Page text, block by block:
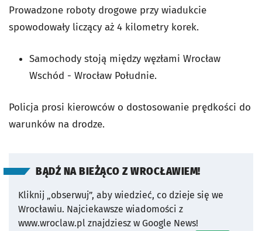
Prowadzone roboty drogowe przy wiadukcie
spowodowały liczący aż 4 kilometry korek.
Samochody stoją między węzłami Wrocław
Wschód - Wrocław Południe.
Policja prosi kierowców o dostosowanie prędkości do
warunków na drodze.
BĄDŹ NA BIEŻĄCO Z WROCŁAWIEM!
Kliknij „obserwuj”, aby wiedzieć, co dzieje się we
Wrocławiu. Najciekawsze wiadomości z
www.wroclaw.pl znajdziesz w Google News!